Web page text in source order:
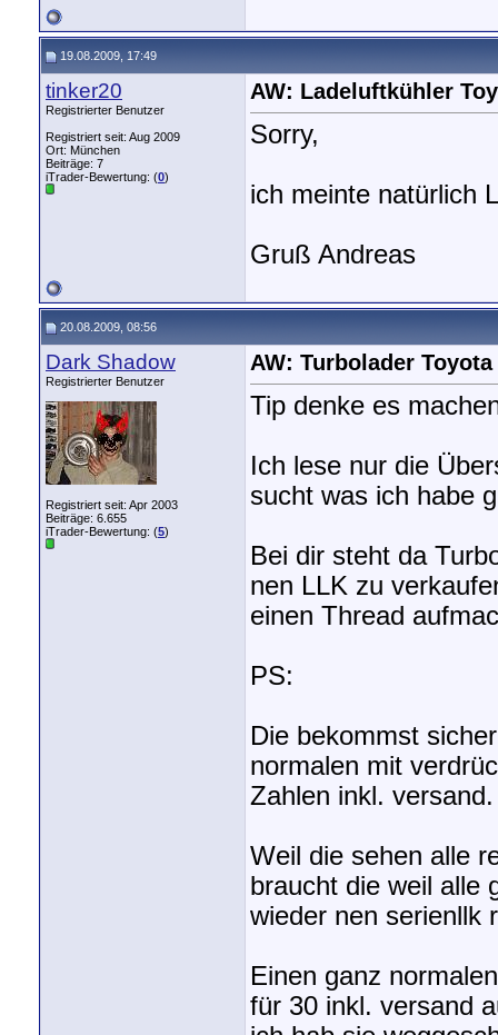
19.08.2009, 17:49
tinker20
Registrierter Benutzer
Registriert seit: Aug 2009
Ort: München
Beiträge: 7
iTrader-Bewertung: (0)
AW: Ladeluftkühler
Sorry,
ich meinte natürlich
Gruß Andreas
20.08.2009, 08:56
Dark Shadow
Registrierter Benutzer
Registriert seit: Apr 2003
Beiträge: 6.655
iTrader-Bewertung: (5)
AW: Turbolader
Tip denke es
Ich lese nur die
sucht was ich habe
Bei dir steht da
nen LLK zu
einen Thread
PS:
Die bekommst
normalen mit
Zahlen inkl. versand.
Weil die sehen alle
braucht die weil alle
wieder nen serienllk
Einen ganz
für 30 inkl. versand